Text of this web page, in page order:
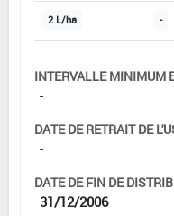
2 L/ha -
INTERVALLE MINIMUM
-
DATE DE RETRAIT DE
-
DATE DE FIN DE
31/12/2006